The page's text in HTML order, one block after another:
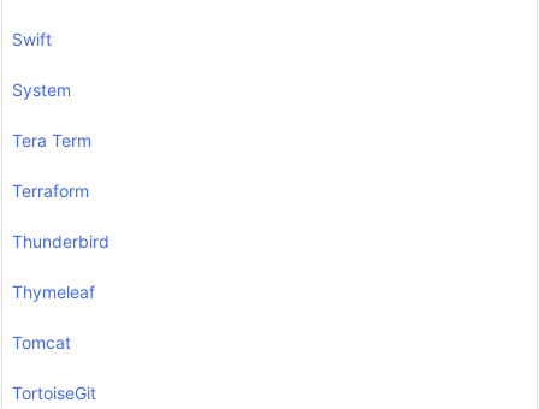
Swift
System
Tera Term
Terraform
Thunderbird
Thymeleaf
Tomcat
TortoiseGit